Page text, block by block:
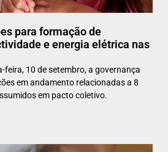
para formação de
e energia elétrica nas
feira, 10 de setembro, a governança
em andamento relacionadas a 8
em pacto coletivo.